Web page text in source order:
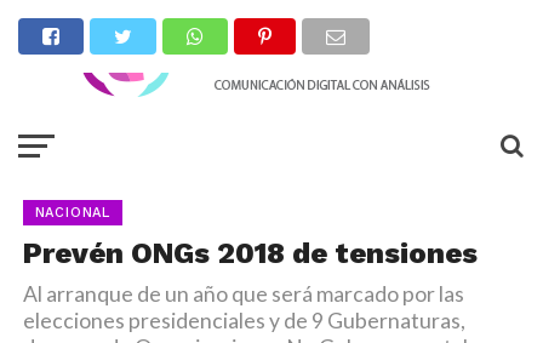
NACIONAL
Prevén ONGs 2018 de tensiones
Al arranque de un año que será marcado por las
elecciones presidenciales y de 9 Gubernaturas,